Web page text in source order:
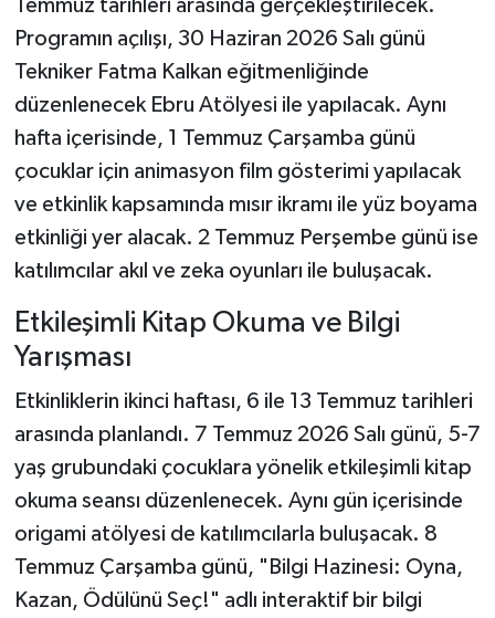
Temmuz tarihleri arasında gerçekleştirilecek.
Programın açılışı, 30 Haziran 2026 Salı günü
Tekniker Fatma Kalkan eğitmenliğinde
düzenlenecek Ebru Atölyesi ile yapılacak. Aynı
hafta içerisinde, 1 Temmuz Çarşamba günü
çocuklar için animasyon film gösterimi yapılacak
ve etkinlik kapsamında mısır ikramı ile yüz boyama
etkinliği yer alacak. 2 Temmuz Perşembe günü ise
katılımcılar akıl ve zeka oyunları ile buluşacak.
Etkileşimli Kitap Okuma ve Bilgi
Yarışması
Etkinliklerin ikinci haftası, 6 ile 13 Temmuz tarihleri
arasında planlandı. 7 Temmuz 2026 Salı günü, 5-7
yaş grubundaki çocuklara yönelik etkileşimli kitap
okuma seansı düzenlenecek. Aynı gün içerisinde
origami atölyesi de katılımcılarla buluşacak. 8
Temmuz Çarşamba günü, "Bilgi Hazinesi: Oyna,
Kazan, Ödülünü Seç!" adlı interaktif bir bilgi